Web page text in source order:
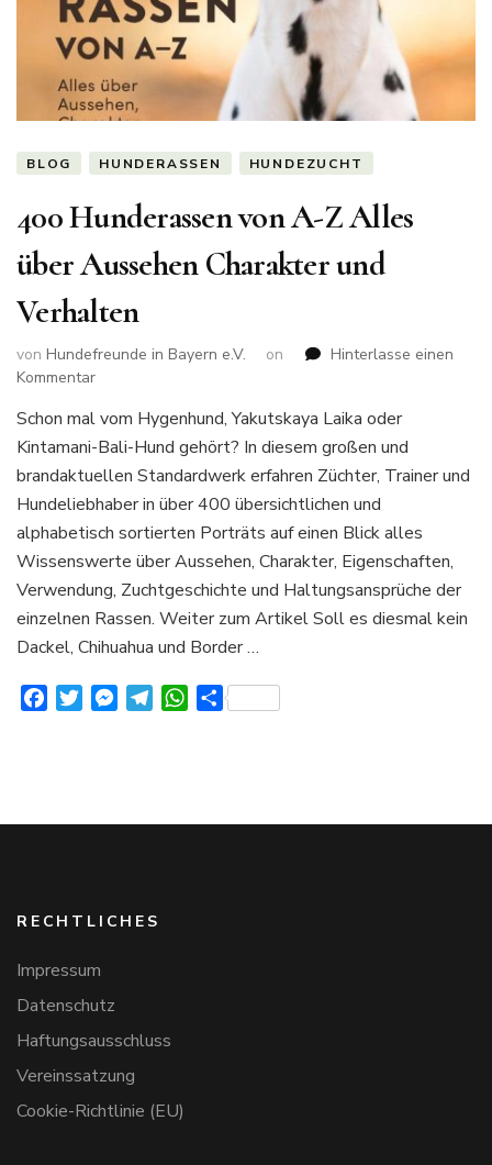
BLOG HUNDERASSEN HUNDEZUCHT
400 Hunderassen von A-Z Alles
über Aussehen Charakter und
Verhalten
von Hundefreunde in Bayern e.V. on
Hinterlasse einen
Kommentarzu
Hunderassen
von
A-
Alles
über
Aussehen
Charakter
und
Verhalten
Schon mal vom Hygenhund, Yakutskaya Laika oder
Kintamani-Bali-Hund gehört? In diesem großen und
brandaktuellen Standardwerk erfahren Züchter, Trainer und
Hundeliebhaber in über 400 übersichtlichen und
alphabetisch sortierten Porträts auf einen Blick alles
Wissenswerte über Aussehen, Charakter, Eigenschaften,
Verwendung, Zuchtgeschichte und Haltungsansprüche der
einzelnen Rassen. Weiter zum Artikel Soll es diesmal kein
Dackel, Chihuahua und Border …
FacebookTwitterMessenger
TelegramWhatsApp
Teilen
RECHTLICHES
Impressum
Datenschutz
Haftungsausschluss
Vereinssatzung
Cookie-Richtlinie (EU)